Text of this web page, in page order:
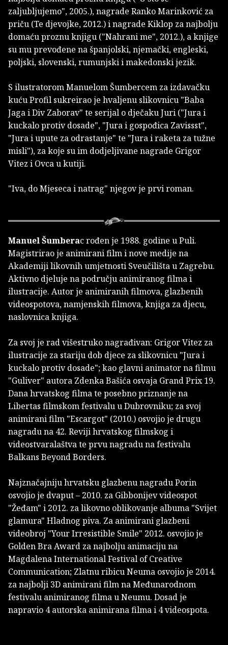
zaljubljujemo", 2005.), nagrade Ranko Marinković za
priču (Te djevojke, 2012.) i nagrade Kiklop za najbolju
domaću proznu knjigu ("Nahrani me", 2012.), a knjige
su mu prevođene na španjolski, njemački, engleski,
poljski, slovenski, rumunjski i makedonski jezik.
S ilustratorom Manuelom Šumbercem za izdavačku
kuću Profil sukreirao je hvaljenu slikovnicu "Baba
Jaga i Div Zaborav" te serijal o dječaku Juri ("Jura i
kuckalo protiv dosade", "Jura i gospođica Zavissst",
"Jura i upute za odrastanje" te "Jura i raketa za tužne
misli"), za koje su im dodjeljivane nagrade Grigor
Vitez i Ovca u kutiji.
"Iva, do Mjeseca i natrag" njegov je prvi roman.
Manuel Šumberac rođen je 1988. godine u Puli.
Magistrirao je animirani film i nove medije na
Akademiji likovnih umjetnosti Sveučilišta u Zagrebu.
Aktivno djeluje na području animiranog filma i
ilustracije. Autor je animiranih filmova, glazbenih
videospotova, namjenskih filmova, knjiga za djecu,
naslovnica knjiga.
Za svoj je rad višestruko nagrađivan: Grigor Vitez za
ilustracije za stariju dob djece za slikovnicu "Jura i
kuckalo protiv dosade"; kao glavni animator na filmu
"Guliver" autora Zdenka Bašića osvaja Grand Prix 19.
Dana hrvatskog filma te posebno priznanje na
Libertas filmskom festivalu u Dubrovniku; za svoj
animirani film "Escargot" (2010.) osvojio je drugu
nagradu na 42. Reviji hrvatskog filmskog i
videostvaralaštva te prvu nagradu na festivalu
Balkans Beyond Borders.
Najznačajniju hrvatsku glazbenu nagradu Porin
osvojio je dvaput – 2010. za Gibbonijev videospot
"Žeđam" i 2012. za likovno oblikovanje albuma "Svijet
glamura" Hladnog piva. Za animirani glazbeni
videobroj "Your Irresistible Smile" 2012. osvojio je
Golden Bra Award za najbolju animaciju na
Magdalena International Festival of Creative
Communication; Zlatnu ribicu Neuma osvojio je 2014.
za najbolji 3D animirani film na Međunarodnom
festivalu animiranog filma u Neumu. Dosad je
napravio 4 autorska animirana filma i 4 videospota.